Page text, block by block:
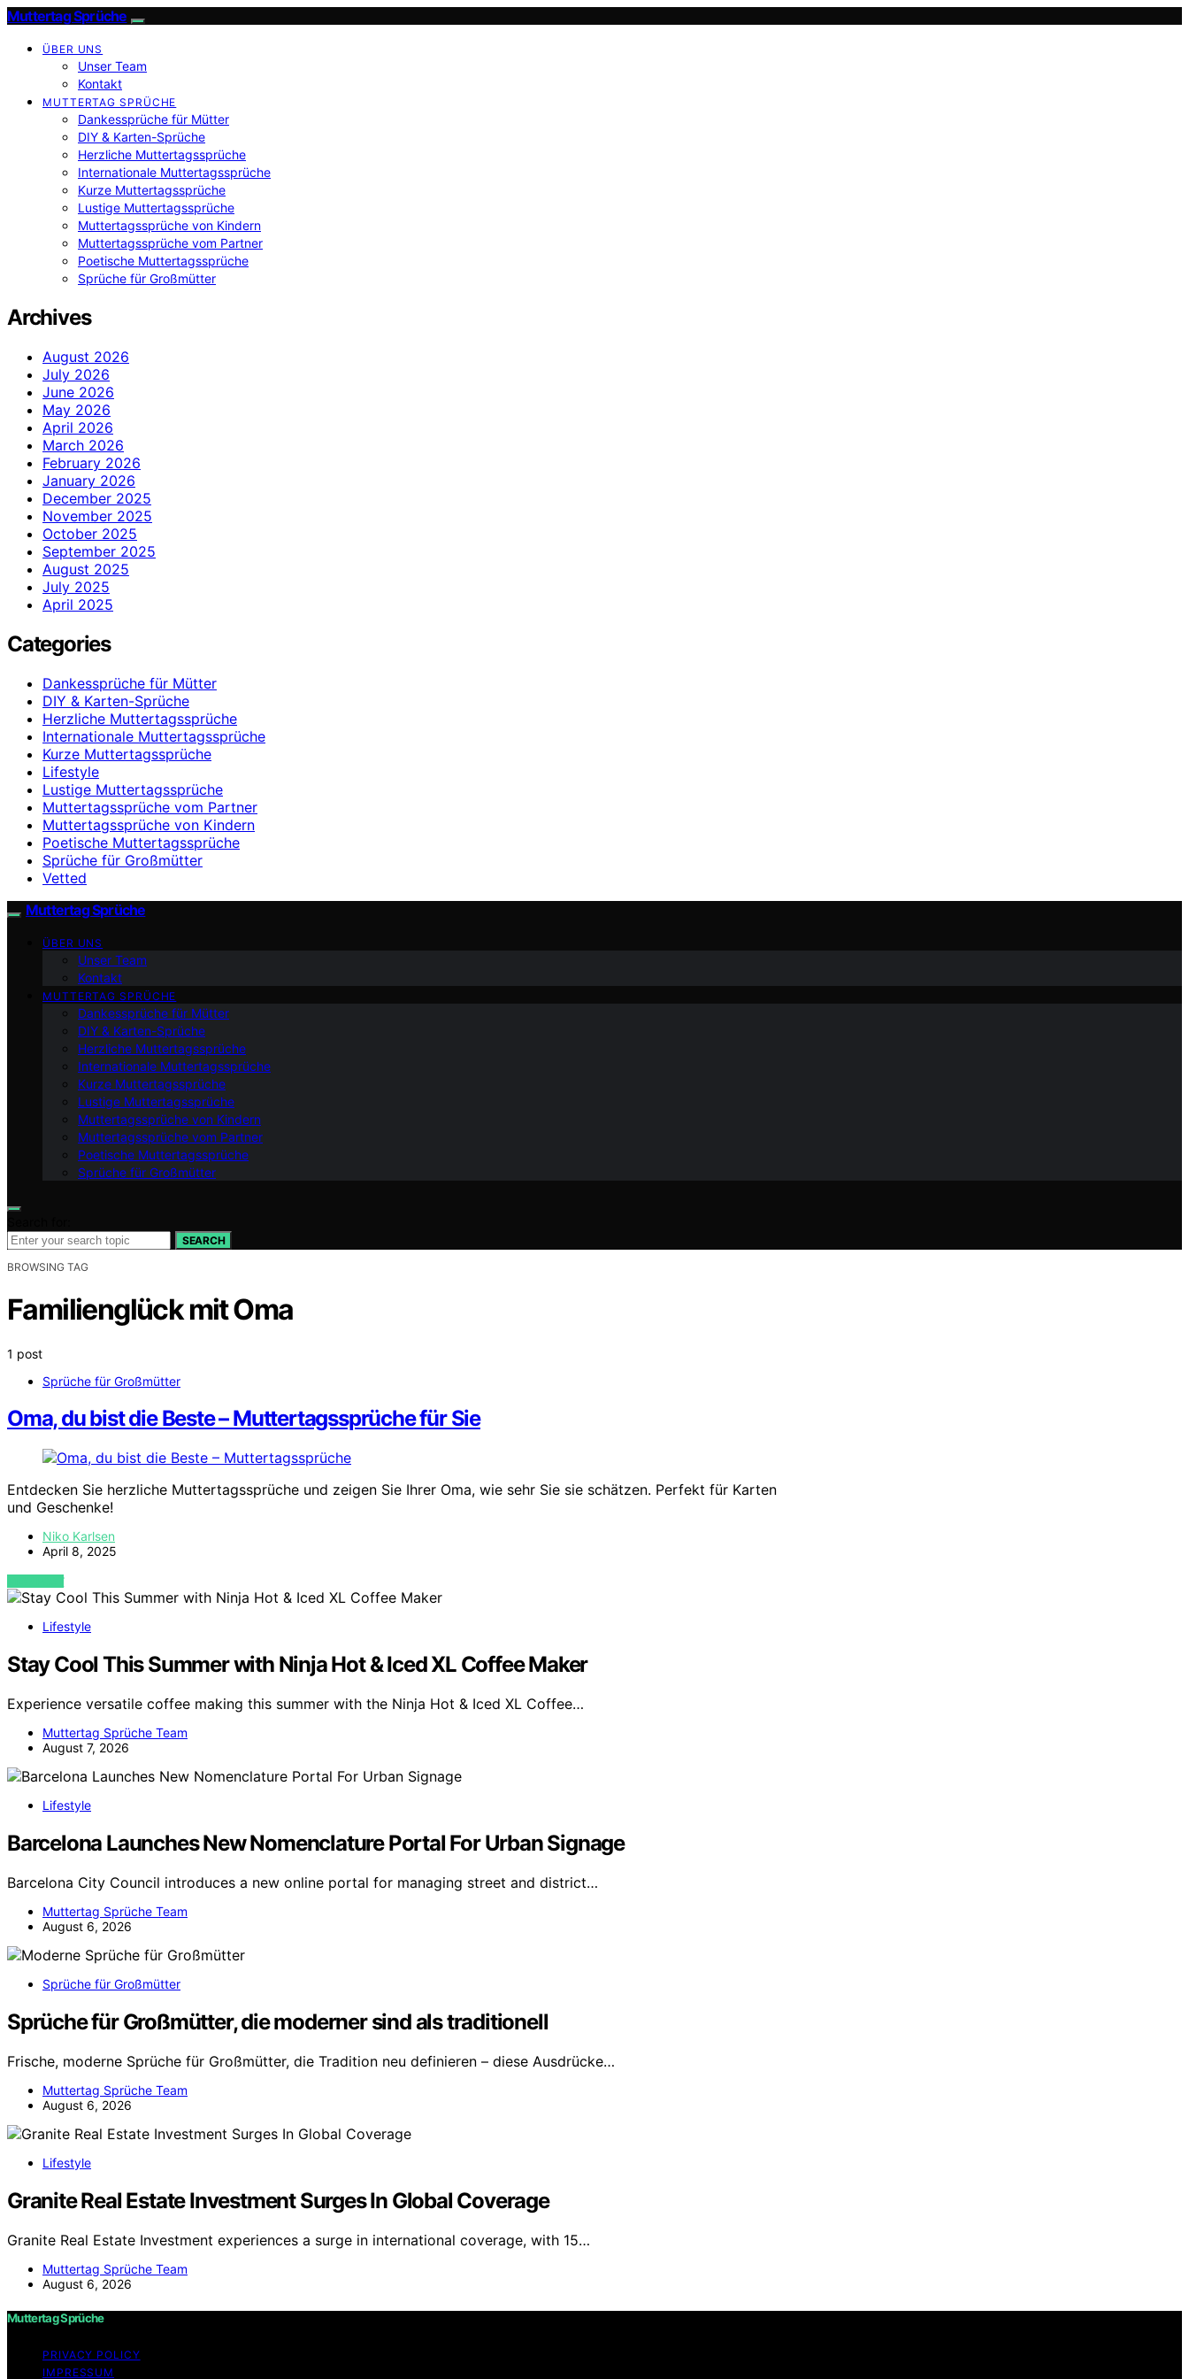
Muttertag Sprüche
ÜBER UNS
Unser Team
Kontakt
MUTTERTAG SPRÜCHE
Dankessprüche für Mütter
DIY & Karten-Sprüche
Herzliche Muttertagssprüche
Internationale Muttertagssprüche
Kurze Muttertagssprüche
Lustige Muttertagssprüche
Muttertagssprüche von Kindern
Muttertagssprüche vom Partner
Poetische Muttertagssprüche
Sprüche für Großmütter
Archives
August 2026
July 2026
June 2026
May 2026
April 2026
March 2026
February 2026
January 2026
December 2025
November 2025
October 2025
September 2025
August 2025
July 2025
April 2025
Categories
Dankessprüche für Mütter
DIY & Karten-Sprüche
Herzliche Muttertagssprüche
Internationale Muttertagssprüche
Kurze Muttertagssprüche
Lifestyle
Lustige Muttertagssprüche
Muttertagssprüche vom Partner
Muttertagssprüche von Kindern
Poetische Muttertagssprüche
Sprüche für Großmütter
Vetted
Muttertag Sprüche
ÜBER UNS
Unser Team
Kontakt
MUTTERTAG SPRÜCHE
Dankessprüche für Mütter
DIY & Karten-Sprüche
Herzliche Muttertagssprüche
Internationale Muttertagssprüche
Kurze Muttertagssprüche
Lustige Muttertagssprüche
Muttertagssprüche von Kindern
Muttertagssprüche vom Partner
Poetische Muttertagssprüche
Sprüche für Großmütter
SEARCH
BROWSING TAG
Familienglück mit Oma
1 post
Sprüche für Großmütter
Oma, du bist die Beste – Muttertagssprüche für Sie
Entdecken Sie herzliche Muttertagssprüche und zeigen Sie Ihrer Oma, wie sehr Sie sie schätzen. Perfekt für Karten
und Geschenke!
Niko Karlsen
April 8, 2025
VIEW POST
Lifestyle
Stay Cool This Summer with Ninja Hot & Iced XL Coffee Maker
Experience versatile coffee making this summer with the Ninja Hot & Iced XL Coffee…
Muttertag Sprüche Team
August 7, 2026
Lifestyle
Barcelona Launches New Nomenclature Portal For Urban Signage
Barcelona City Council introduces a new online portal for managing street and district…
Muttertag Sprüche Team
August 6, 2026
Sprüche für Großmütter
Sprüche für Großmütter, die moderner sind als traditionell
Frische, moderne Sprüche für Großmütter, die Tradition neu definieren – diese Ausdrücke…
Muttertag Sprüche Team
August 6, 2026
Lifestyle
Granite Real Estate Investment Surges In Global Coverage
Granite Real Estate Investment experiences a surge in international coverage, with 15…
Muttertag Sprüche Team
August 6, 2026
Muttertag Sprüche
PRIVACY POLICY
IMPRESSUM